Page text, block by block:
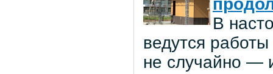
В
ведутся
не случайно —